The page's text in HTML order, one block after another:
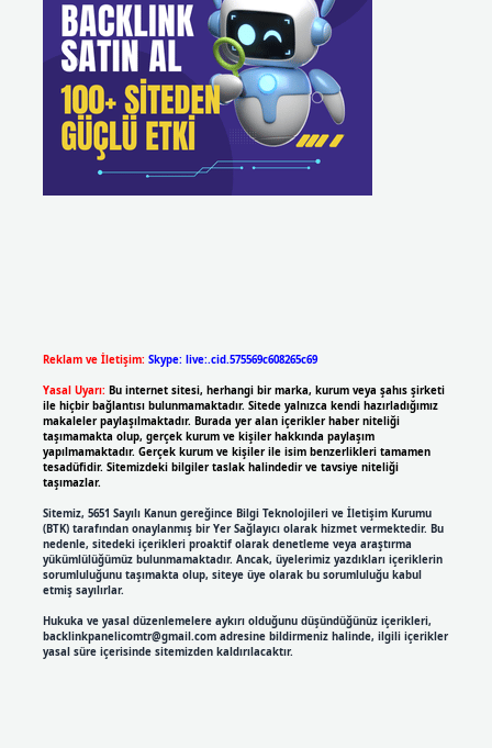
Reklam ve İletişim: Skype: live:.cid.575569c608265c69
Yasal Uyarı: Bu internet sitesi, herhangi bir marka, kurum veya şahıs şirketi
ile hiçbir bağlantısı bulunmamaktadır. Sitede yalnızca kendi hazırladığımız
makaleler paylaşılmaktadır. Burada yer alan içerikler haber niteliği
taşımamakta olup, gerçek kurum ve kişiler hakkında paylaşım
yapılmamaktadır. Gerçek kurum ve kişiler ile isim benzerlikleri tamamen
tesadüfidir. Sitemizdeki bilgiler taslak halindedir ve tavsiye niteliği
taşımazlar.
Sitemiz, 5651 Sayılı Kanun gereğince Bilgi Teknolojileri ve İletişim Kurumu
(BTK) tarafından onaylanmış bir Yer Sağlayıcı olarak hizmet vermektedir. Bu
nedenle, sitedeki içerikleri proaktif olarak denetleme veya araştırma
yükümlülüğümüz bulunmamaktadır. Ancak, üyelerimiz yazdıkları içeriklerin
sorumluluğunu taşımakta olup, siteye üye olarak bu sorumluluğu kabul
etmiş sayılırlar.
Hukuka ve yasal düzenlemelere aykırı olduğunu düşündüğünüz içerikleri,
backlinkpanelicomtr@gmail.comadresine bildirmeniz halinde, ilgili içerikler
yasal süre içerisinde sitemizden kaldırılacaktır.